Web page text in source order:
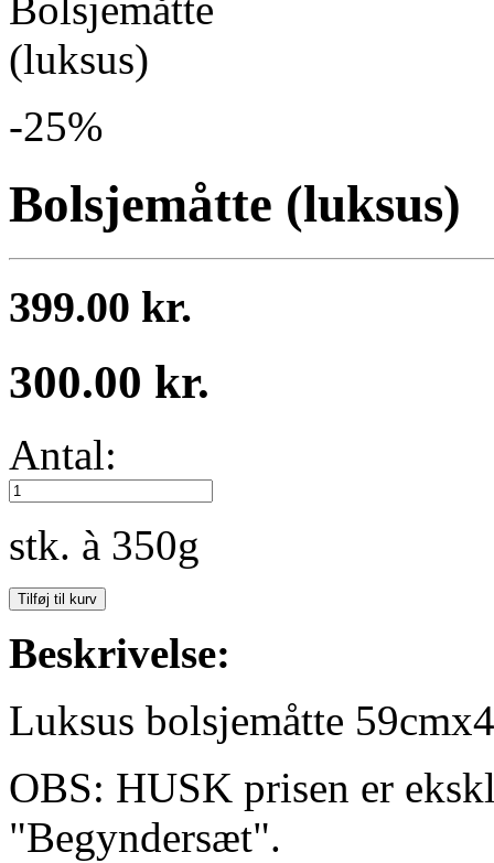
-25%
Bolsjemåtte (luksus)
399.00 kr.
300.00 kr.
Antal:
stk. à 350g
Beskrivelse:
Luksus bolsjemåtte
OBS: HUSK prisen er
"Begyndersæt".